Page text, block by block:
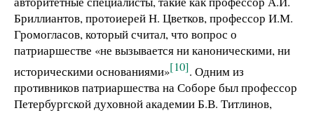
Бриллиантов, протоиерей Н. Цветков, профессор И.М.
Громогласов, который считал, что вопрос о
патриаршестве «не вызывается ни каноническими, ни
историческими основаниями»[10]. Одним из
противников патриаршества на Соборе был профессор
Петербургской духовной академии Б.В. Титлинов,